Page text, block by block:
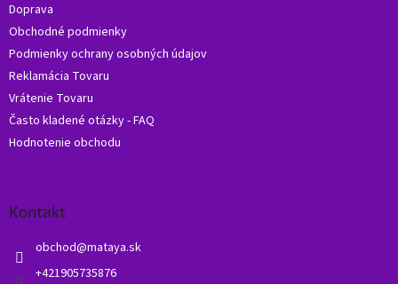
Doprava
Obchodné podmienky
Podmienky ochrany osobných údajov
Reklamácia Tovaru
Vrátenie Tovaru
Často kladené otázky - FAQ
Hodnotenie obchodu
Kontakt
obchod@mataya.sk
+421905735876